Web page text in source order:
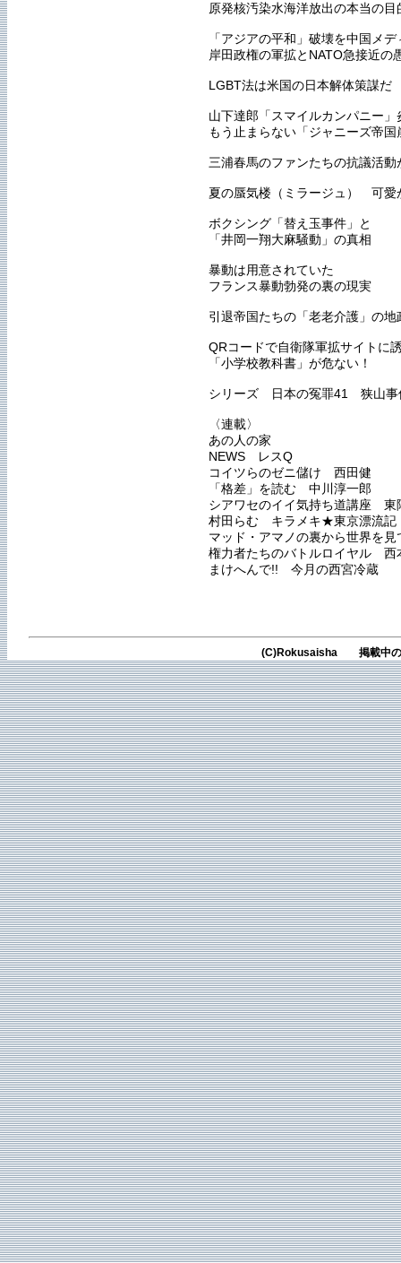
原発核汚染水海洋放出の本当の目
「アジアの平和」破壊を中国メ
岸田政権の軍拡とNATO急接近の
LGBT法は米国の日本解体策謀だ
山下達郎「スマイルカンパニー」
もう止まらない「ジャニーズ帝国
三浦春馬のファンたちの抗議活動
夏の蜃気楼（ミラージュ） 可愛
ボクシング「替え玉事件」と
「井岡一翔大麻騒動」の真相
暴動は用意されていた
フランス暴動勃発の裏の現実
引退帝国たちの「老老介護」の地
QRコードで自衛隊軍拡サイトに
「小学校教科書」が危ない！
シリーズ 日本の冤罪41 狭山事
〈連載〉
あの人の家
NEWS レスQ
コイツらのゼニ儲け 西田健
「格差」を読む 中川淳一郎
シアワセのイイ気持ち道講座 東
村田らむ キラメキ★東京漂流記
マッド・アマノの裏から世界を見
権力者たちのバトルロイヤル 西
まけへんで!! 今月の西宮冷蔵
(C)Rokusaisha 掲載中の